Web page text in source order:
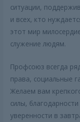
ситуации,
и всех, кто
этот мир
служение людям.
Профсоюз всегда
права, социальные
Желаем вам
силы,
уверенности в